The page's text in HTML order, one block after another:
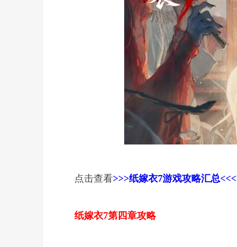
点击查看>>>纸嫁衣7游戏攻略汇总<<<
纸嫁衣7第四章攻略